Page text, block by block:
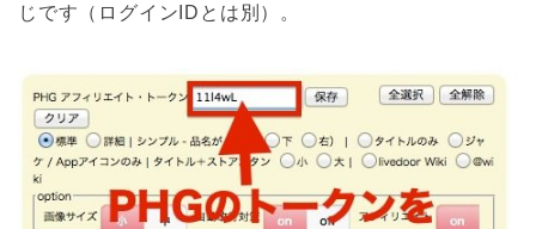
じです（ログインIDとは別）。